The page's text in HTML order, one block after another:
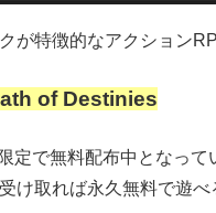
が特徴的なアクション
of Destinies
定で無料配布中となって
け取れば永久無料で遊べ